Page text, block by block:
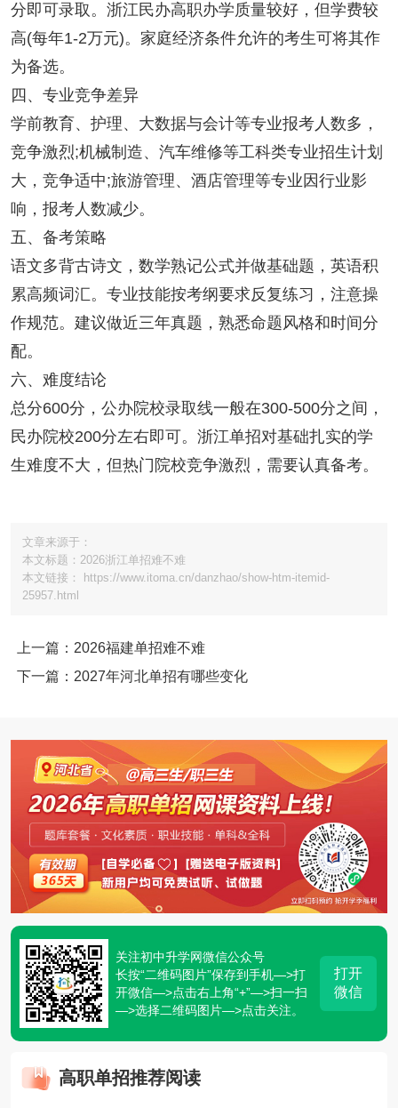
分即可录取。浙江民办高职办学质量较好，但学费较
高(每年1-2万元)。家庭经济条件允许的考生可将其作
为备选。
四、专业竞争差异
学前教育、护理、大数据与会计等专业报考人数多，
竞争激烈;机械制造、汽车维修等工科类专业招生计划
大，竞争适中;旅游管理、酒店管理等专业因行业影
响，报考人数减少。
五、备考策略
语文多背古诗文，数学熟记公式并做基础题，英语积
累高频词汇。专业技能按考纲要求反复练习，注意操
作规范。建议做近三年真题，熟悉命题风格和时间分
配。
六、难度结论
总分600分，公办院校录取线一般在300-500分之间，
民办院校200分左右即可。浙江单招对基础扎实的学
生难度不大，但热门院校竞争激烈，需要认真备考。
文章来源于：
本文标题：2026浙江单招难不难
本文链接： https://www.itoma.cn/danzhao/show-htm-itemid-
25957.html
上一篇：2026福建单招难不难
下一篇：2027年河北单招有哪些变化
关注初中升学网微信公众号
长按“二维码图片”保存到手机—>打
开微信—>点击右上角“+”—>扫一扫
—>选择二维码图片—>点击关注。
打开
微信
高职单招推荐阅读